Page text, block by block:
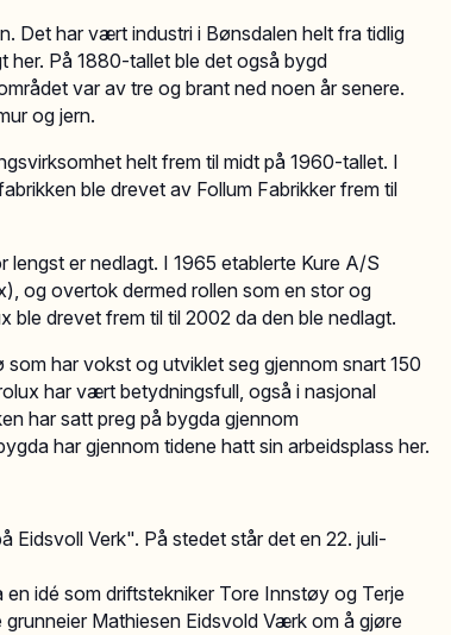
Det har vært industri i Bønsdalen helt fra tidlig
her. På 1880-tallet ble det også bygd
var av tre og brant ned noen år senere.
og jern.
helt frem til midt på 1960-tallet. I
ble drevet av Follum Fabrikker frem til
er nedlagt. I 1965 etablerte Kure A/S
og overtok dermed rollen som en stor og
ble drevet frem til til 2002 da den ble nedlagt.
har vokst og utviklet seg gjennom snart 150
har vært betydningsfull, også i nasjonal
har satt preg på bygda gjennom
har gjennom tidene hatt sin arbeidsplass her.
Eidsvoll Verk". På stedet står det en 22. juli-
idé som driftstekniker Tore Innstøy og Terje
Mathiesen Eidsvold Værk om å gjøre